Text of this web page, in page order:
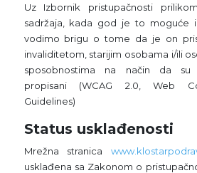
Uz Izbornik pristupačnosti
sadržaja, kada god je to moguće i
vodimo brigu o tome da je on
invaliditetom, starijim osobama i/ili
sposobnostima na način da su
propisani (WCAG 2.0, Web
Guidelines)
Status usklađenosti
Mrežna stranica
usklađena sa Zakonom o